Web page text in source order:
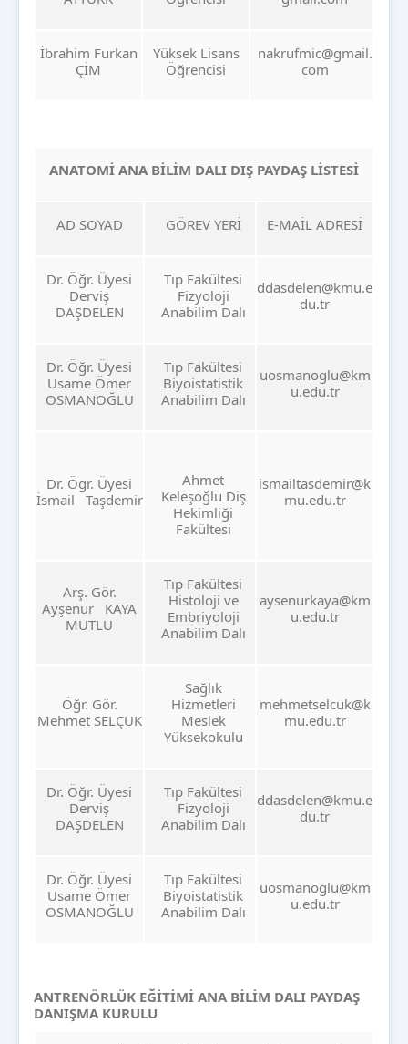
İbrahim Furkan
ÇİM
Yüksek Lisans
Öğrencisi
nakrufmic@gmail.
com
ANATOMİ ANA BİLİM DALI DIŞ PAYDAŞ LİSTESİ
AD SOYAD GÖREV YERİ E-MAİL ADRESİ
Dr. Öğr. Üyesi
Derviş
DAŞDELEN
Tıp Fakültesi
Fizyoloji
Anabilim Dalı
ddasdelen@kmu.e
du.tr
Dr. Öğr. Üyesi
Usame Ömer
OSMANOĞLU
Tıp Fakültesi
Biyoistatistik
Anabilim Dalı
uosmanoglu@km
u.edu.tr
Dr. Ögr. Üyesi
İsmail Taşdemir
Ahmet
Keleşoğlu Diş
Hekimliği
Fakültesi
ismailtasdemir@k
mu.edu.tr
Arş. Gör.
Ayşenur KAYA
MUTLU
Tıp Fakültesi
Histoloji ve
Embriyoloji
Anabilim Dalı
aysenurkaya@km
u.edu.tr
Öğr. Gör.
Mehmet SELÇUK
Sağlık
Hizmetleri
Meslek
Yüksekokulu
mehmetselcuk@k
mu.edu.tr
Dr. Öğr. Üyesi
Derviş
DAŞDELEN
Tıp Fakültesi
Fizyoloji
Anabilim Dalı
ddasdelen@kmu.e
du.tr
Dr. Öğr. Üyesi
Usame Ömer
OSMANOĞLU
Tıp Fakültesi
Biyoistatistik
Anabilim Dalı
uosmanoglu@km
u.edu.tr
ANTRENÖRLÜK EĞİTİMİ ANA BİLİM DALI PAYDAŞ
DANIŞMA KURULU